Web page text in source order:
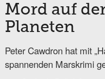
Mord auf
Planeten
Peter Cawdron hat mit
spannenden Marskrimi